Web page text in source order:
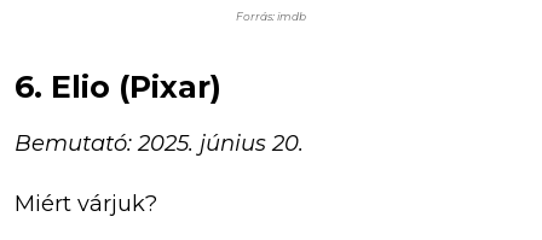
Forrás: imdb
6. Elio (Pixar)
Bemutató: 2025. június 20.
Miért várjuk?